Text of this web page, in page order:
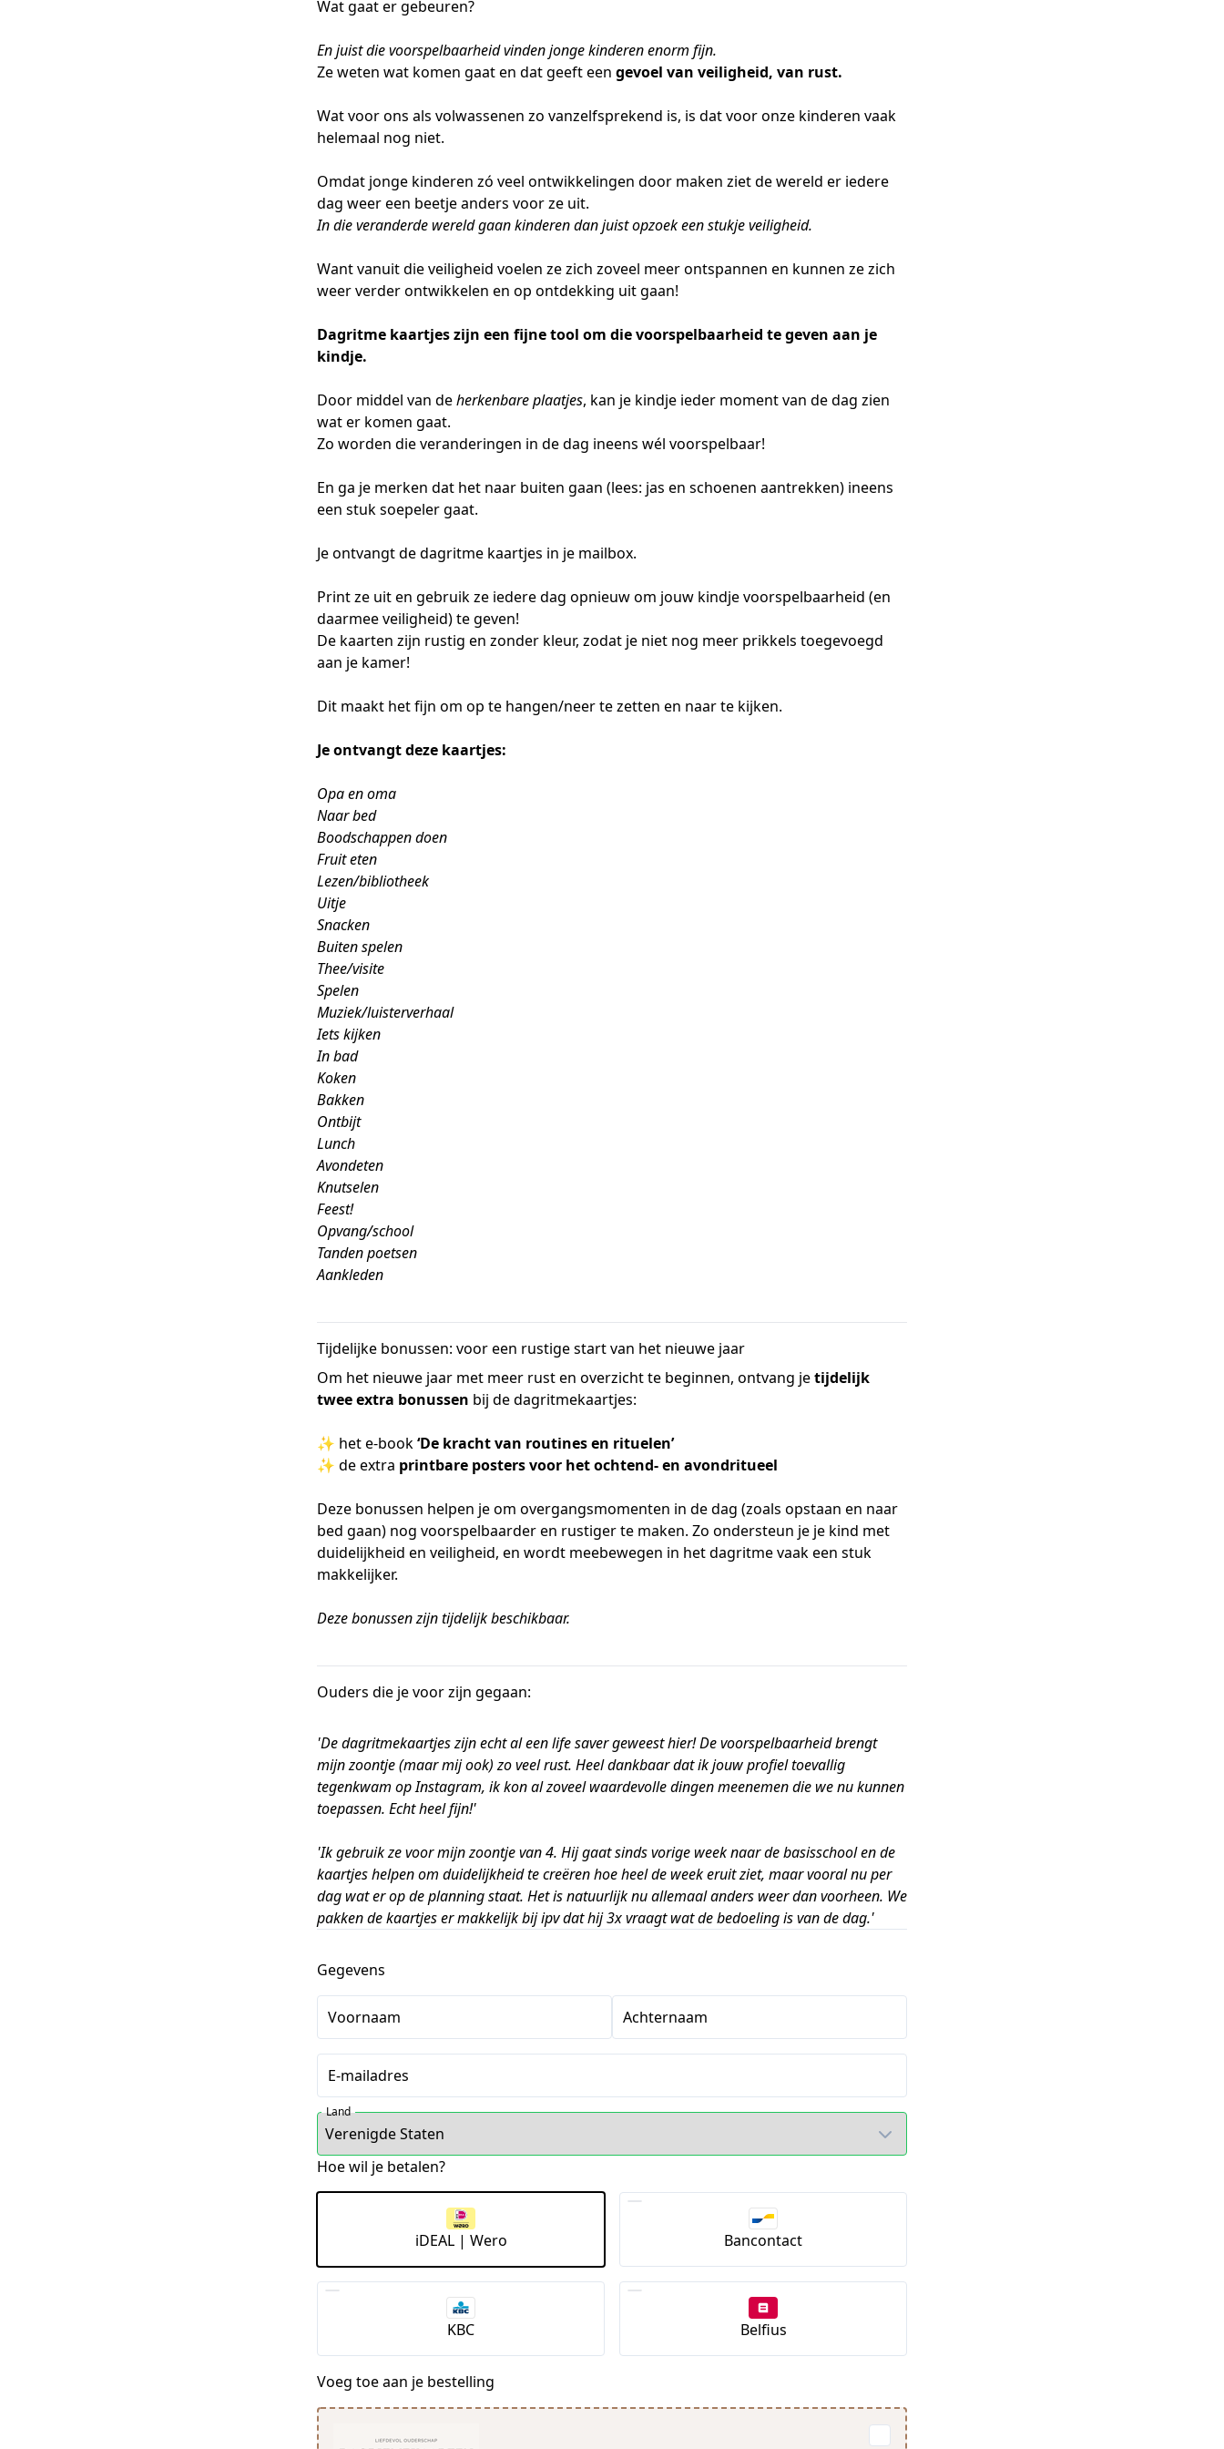
Wat gaat er gebeuren?
En juist die voorspelbaarheid vinden jonge kinderen enorm fijn.
Ze weten wat komen gaat en dat geeft een gevoel van veiligheid, van rust.
Wat voor ons als volwassenen zo vanzelfsprekend is, is dat voor onze kinderen vaak
helemaal nog niet.
Omdat jonge kinderen zó veel ontwikkelingen door maken ziet de wereld er iedere
dag weer een beetje anders voor ze uit.
In die veranderde wereld gaan kinderen dan juist opzoek een stukje veiligheid.
Want vanuit die veiligheid voelen ze zich zoveel meer ontspannen en kunnen ze zich
weer verder ontwikkelen en op ontdekking uit gaan!
Dagritme kaartjes zijn een fijne tool om die voorspelbaarheid te geven aan je
kindje.
Door middel van deherkenbare plaatjes, kan je kindje ieder moment van de dag zien
wat er komen gaat.
Zo worden die veranderingen in de dag ineens wél voorspelbaar!
En ga je merken dat het naar buiten gaan (lees: jas en schoenen aantrekken) ineens
een stuk soepeler gaat.
Je ontvangt de dagritme kaartjes in je mailbox.
Print ze uit en gebruik ze iedere dag opnieuw om jouw kindje voorspelbaarheid (en
daarmee veiligheid) te geven!
De kaarten zijn rustig en zonder kleur, zodat je niet nog meer prikkels toegevoegd
aan je kamer!
Dit maakt het fijn om op te hangen/neer te zetten en naar te kijken.
Je ontvangt deze kaartjes:
Opa en oma
Naar bed
Boodschappen doen
Fruit eten
Lezen/bibliotheek
Uitje
Snacken
Buiten spelen
Thee/visite
Spelen
Muziek/luisterverhaal
Iets kijken
In bad
Koken
Bakken
Ontbijt
Lunch
Avondeten
Knutselen
Feest!
Opvang/school
Tanden poetsen
Aankleden
Tijdelijke bonussen: voor een rustige start van het nieuwe jaar
Om het nieuwe jaar met meer rust en overzicht te beginnen, ontvang jetijdelijk
twee extra bonussen bij de dagritmekaartjes:
✨ het e-book‘De kracht van routines en rituelen’
✨ de extra printbare posters voor het ochtend- en avondritueel
Deze bonussen helpen je om overgangsmomenten in de dag (zoals opstaan en naar
bed gaan) nog voorspelbaarder en rustiger te maken. Zo ondersteun je je kind met
duidelijkheid en veiligheid, en wordt meebewegen in het dagritme vaak een stuk
makkelijker.
Deze bonussen zijn tijdelijk beschikbaar.
Ouders die je voor zijn gegaan:
'De dagritmekaartjes zijn echt al een life saver geweest hier! De voorspelbaarheid brengt
mijn zoontje (maar mij ook) zo veel rust. Heel dankbaar dat ik jouw profiel toevallig
tegenkwam op Instagram, ik kon al zoveel waardevolle dingen meenemen die we nu kunnen
toepassen. Echt heel fijn!'
'Ik gebruik ze voor mijn zoontje van 4. Hij gaat sinds vorige week naar de basisschool en de
kaartjes helpen om duidelijkheid te creëren hoe heel de week eruit ziet, maar vooral nu per
dag wat er op de planning staat. Het is natuurlijk nu allemaal anders weer dan voorheen. We
pakken de kaartjes er makkelijk bij ipv dat hij 3x vraagt wat de bedoeling is van de dag.'
Gegevens
Voornaam Achternaam
E-mailadres
Land
Hoe wil je betalen?
iDEAL | Wero Bancontact
KBC Belfius
Voeg toe aan je bestelling